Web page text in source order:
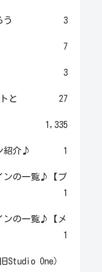
う 3
7
3
と 27
1,335
紹介♪ 1
ンの一覧♪【プ
1
ンの一覧♪【メ
1
Studio One）